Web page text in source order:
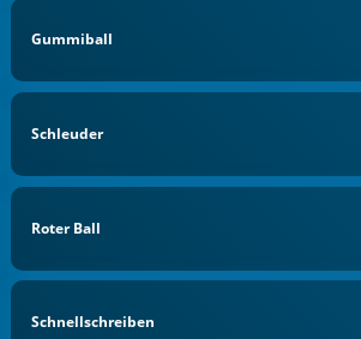
Gummiball
Schleuder
Roter Ball
Schnellschreiben